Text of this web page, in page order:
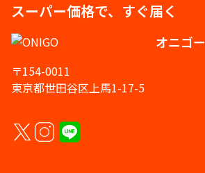
スーパー価格で、すぐ届く
オニゴー
〒154-0011
東京都世田谷区上馬1-17-5